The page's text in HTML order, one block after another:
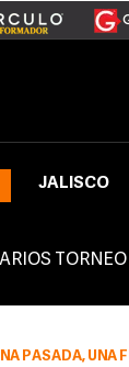
JALISCO
UNA FUERTE